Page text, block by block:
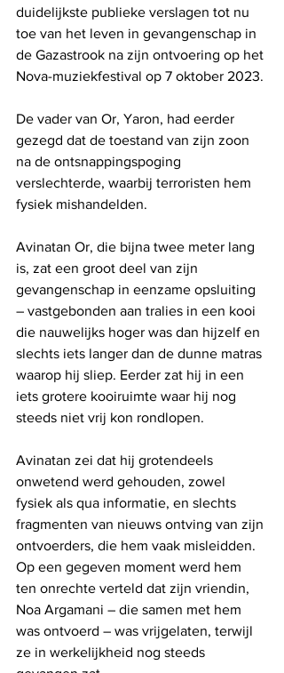
duidelijkste publieke verslagen tot nu
toe van het leven in gevangenschap in
de Gazastrook na zijn ontvoering op het
Nova-muziekfestival op 7 oktober 2023.
De vader van Or, Yaron, had eerder
gezegd dat de toestand van zijn zoon
na de ontsnappingspoging
verslechterde, waarbij terroristen hem
fysiek mishandelden.
Avinatan Or, die bijna twee meter lang
is, zat een groot deel van zijn
gevangenschap in eenzame opsluiting
– vastgebonden aan tralies in een kooi
die nauwelijks hoger was dan hijzelf en
slechts iets langer dan de dunne matras
waarop hij sliep. Eerder zat hij in een
iets grotere kooiruimte waar hij nog
steeds niet vrij kon rondlopen.
Avinatan zei dat hij grotendeels
onwetend werd gehouden, zowel
fysiek als qua informatie, en slechts
fragmenten van nieuws ontving van zijn
ontvoerders, die hem vaak misleidden.
Op een gegeven moment werd hem
ten onrechte verteld dat zijn vriendin,
Noa Argamani – die samen met hem
was ontvoerd – was vrijgelaten, terwijl
ze in werkelijkheid nog steeds